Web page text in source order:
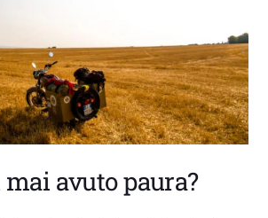
avuto paura?